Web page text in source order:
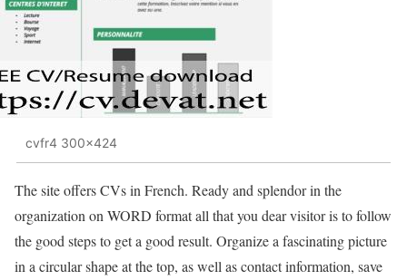
cvfr4 300x424
The site offers CVs in French. Ready and splendor in the
organization on WORD format all that you dear visitor is to follow
the good steps to get a good result. Organize a fascinating picture
in a circular shape at the top, as well as contact information, save